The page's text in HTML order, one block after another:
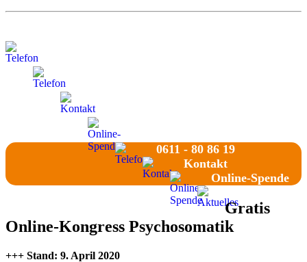
0611 - 80 86 19
Kontakt
Online-Spende
Gratis
Online-Kongress Psychosomatik
+++ Stand: 9. April 2020